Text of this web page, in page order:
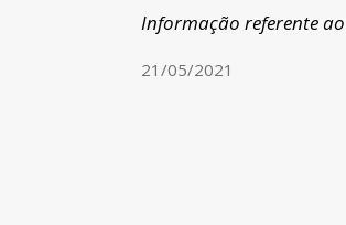
Informação referente
21/05/2021